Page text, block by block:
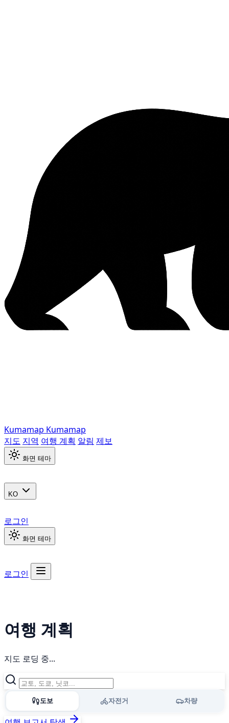
Kumamap Kumamap
지도 지역 여행 계획 알림 제보
화면 테마
KO
로그인
화면 테마
로그인
여행 계획
지도 로딩 중...
도보 자전거 차량